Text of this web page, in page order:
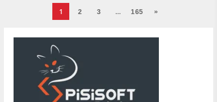
1 2 3 … 165 »